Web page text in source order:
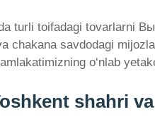
turli toifadagi tovarlarni
chakana savdodagi
o‘nlab
shahri